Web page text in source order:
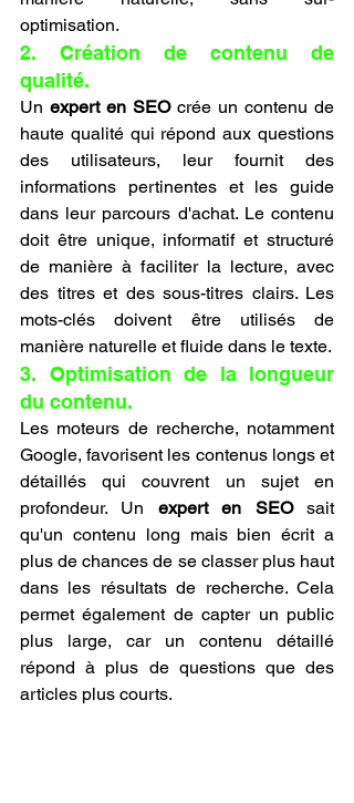
optimisation.
2. Création de contenu de
qualité.
Un expert en SEO crée un contenu de
haute qualité qui répond aux questions
des utilisateurs, leur fournit des
informations pertinentes et les guide
dans leur parcours d'achat. Le contenu
doit être unique, informatif et structuré
de manière à faciliter la lecture, avec
des titres et des sous-titres clairs. Les
mots-clés doivent être utilisés de
manière naturelle et fluide dans le texte.
3. Optimisation de la longueur
du contenu.
Les moteurs de recherche, notamment
Google, favorisent les contenus longs et
détaillés qui couvrent un sujet en
profondeur. Un expert en SEO sait
qu'un contenu long mais bien écrit a
plus de chances de se classer plus haut
dans les résultats de recherche. Cela
permet également de capter un public
plus large, car un contenu détaillé
répond à plus de questions que des
articles plus courts.